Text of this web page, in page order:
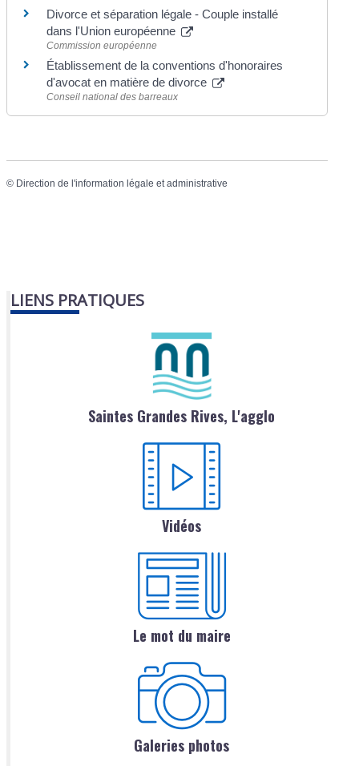
Divorce et séparation légale - Couple installé
dans l'Union européenne
Commission européenne
Établissement de la conventions d'honoraires
d'avocat en matière de divorce
Conseil national des barreaux
© Direction de l'information légale et administrative
LIENS PRATIQUES
Saintes Grandes Rives, L'agglo
Vidéos
Le mot du maire
Galeries photos